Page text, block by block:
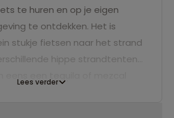
te huren en op je eigen
te ontdekken. Het is
stukje fietsen naar het strand
hippe strandtenten
Lees verder